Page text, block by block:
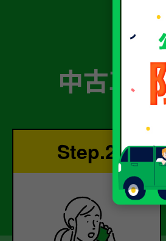
中古車
Step.2